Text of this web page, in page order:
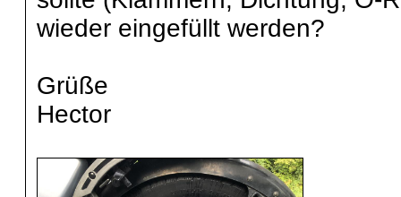
wieder eingefüllt werden?
Grüße
Hector